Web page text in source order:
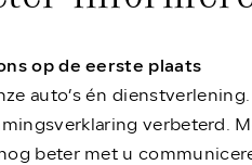
op de eerste plaats
auto’s én dienstverlening.
verbeterd.
beter met u